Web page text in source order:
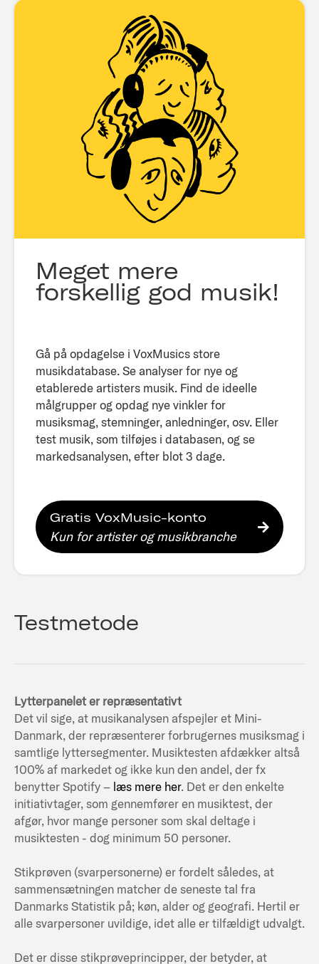
Meget mere
forskellig god musik!
Gå på opdagelse i VoxMusics store
musikdatabase. Se analyser for nye og
etablerede artisters musik. Find de ideelle
målgrupper og opdag nye vinkler for
musiksmag, stemninger, anledninger, osv. Eller
test musik, som tilføjes i databasen, og se
markedsanalysen, efter blot 3 dage.​
Gratis VoxMusic-konto
Kun for artister og musikbranche
Testmetode
Lytterpanelet er repræsentativt
Det vil sige, at musikanalysen afspejler et Mini-
Danmark, der repræsenterer forbrugernes musiksmag i
samtlige lyttersegmenter. Musiktesten afdækker altså
100% af markedet og ikke kun den andel, der fx
benytter Spotify – læs mere her. Det er den enkelte
initiativtager, som gennemfører en musiktest, der
afgør, hvor mange personer som skal deltage i
musiktesten - dog minimum 50 personer.
Stikprøven (svarpersonerne) er fordelt således, at
sammensætningen matcher de seneste tal fra
Danmarks Statistik på; køn, alder og geografi. Hertil er
alle svarpersoner uvildige, idet alle er tilfældigt udvalgt.
Det er disse stikprøveprincipper, der betyder, at